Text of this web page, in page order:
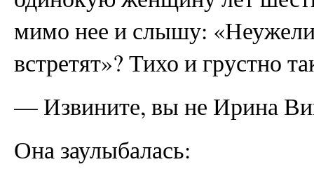
мимо нее и слышу:
встретят»? Тихо и грустно
— Извините, вы не Ирина
Она заулыбалась: